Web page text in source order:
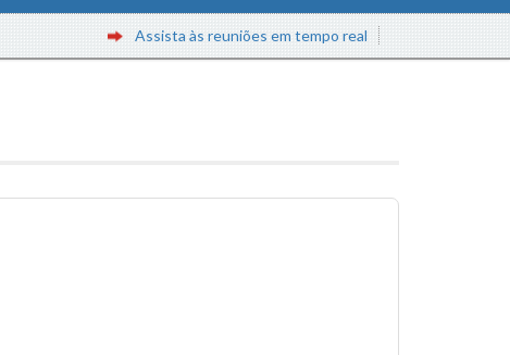
Assista às reuniões em tempo real